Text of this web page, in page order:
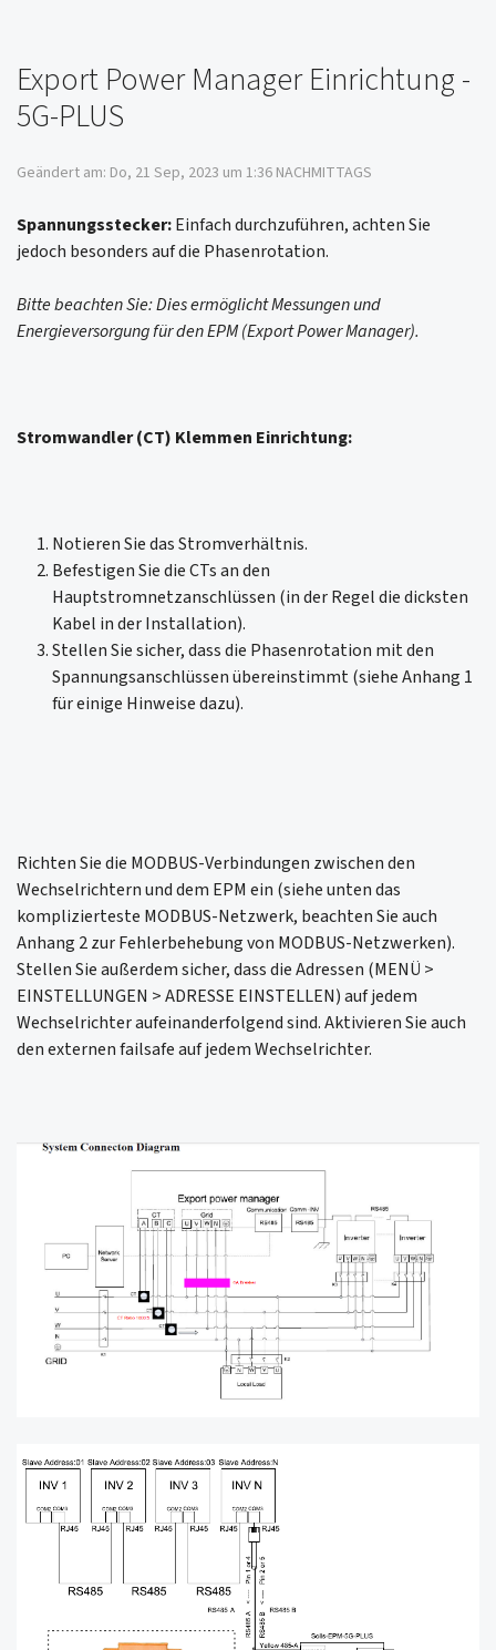
Export Power Manager Einrichtung -
5G-PLUS
Geändert am: Do, 21 Sep, 2023 um 1:36 NACHMITTAGS
Spannungsstecker:Einfach durchzuführen, achten Sie
jedoch besonders auf die Phasenrotation.
Bitte beachten Sie: Dies ermöglicht Messungen und
Energieversorgung für den EPM (Export Power Manager).
Stromwandler (CT) Klemmen Einrichtung:
Notieren Sie das Stromverhältnis.
Befestigen Sie die CTs an den
Hauptstromnetzanschlüssen (in der Regel die dicksten
Kabel in der Installation).
Stellen Sie sicher, dass die Phasenrotation mit den
Spannungsanschlüssen übereinstimmt (siehe Anhang 1
für einige Hinweise dazu).
Richten Sie die MODBUS-Verbindungen zwischen den
Wechselrichtern und dem EPM ein (siehe unten das
komplizierteste MODBUS-Netzwerk, beachten Sie auch
Anhang 2 zur Fehlerbehebung von MODBUS-Netzwerken).
Stellen Sie außerdem sicher, dass die Adressen (MENÜ >
EINSTELLUNGEN > ADRESSE EINSTELLEN) auf jedem
Wechselrichter aufeinanderfolgend sind. Aktivieren Sie auch
den externen failsafe auf jedem Wechselrichter.